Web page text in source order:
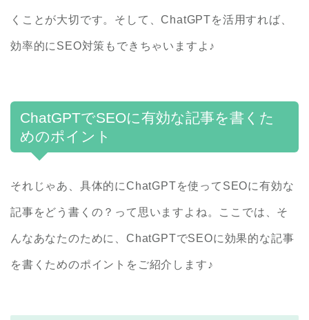
くことが大切です。そして、ChatGPTを活用すれば、
効率的にSEO対策もできちゃいますよ♪
ChatGPTでSEOに有効な記事を書くた
めのポイント
それじゃあ、具体的にChatGPTを使ってSEOに有効な
記事をどう書くの？って思いますよね。ここでは、そ
んなあなたのために、ChatGPTでSEOに効果的な記事
を書くためのポイントをご紹介します♪